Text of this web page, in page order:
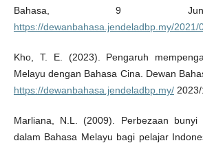
Bahasa, 9
https://dewanbahasa.jendeladbp.my/2021/
Kho, T. E. (2023). Pengaruh
Melayu dengan Bahasa Cina. Dewan
https://dewanbahasa.jendeladbp.my/2023/
Marliana, N.L. (2009). Perbezaan
dalam Bahasa Melayu bagi pelajar